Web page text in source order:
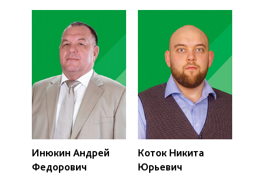
Инюкин Андрей
Федорович
Коток Никита
Юрьевич